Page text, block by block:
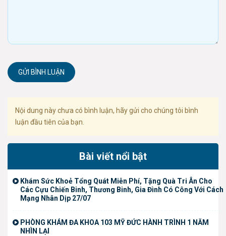
GỬI BÌNH LUẬN
Nội dung này chưa có bình luận, hãy gửi cho chúng tôi bình
luận đầu tiên của bạn.
Bài viết nổi bật
Khám Sức Khoẻ Tổng Quát Miễn Phí, Tặng Quà Tri Ân Cho
Các Cựu Chiến Binh, Thương Binh, Gia Đình Có Công Với Cách
Mạng Nhân Dịp 27/07
PHÒNG KHÁM ĐA KHOA 103 MỸ ĐỨC HÀNH TRÌNH 1 NĂM
NHÌN LẠI